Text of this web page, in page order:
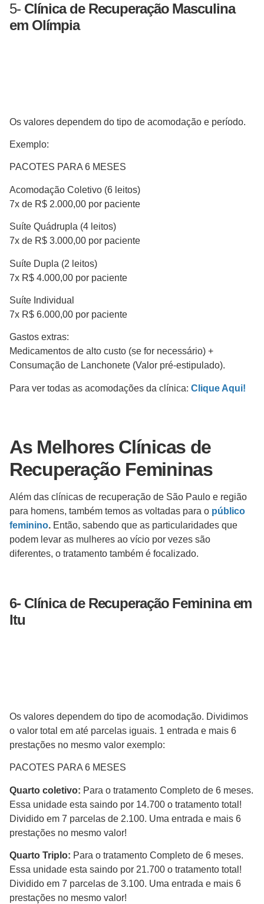
5- Clínica de Recuperação Masculina
em Olímpia
Os valores dependem do tipo de acomodação e período.
Exemplo:
PACOTES PARA 6 MESES
Acomodação Coletivo (6 leitos)
7x de R$ 2.000,00 por paciente
Suíte Quádrupla (4 leitos)
7x de R$ 3.000,00 por paciente
Suíte Dupla (2 leitos)
7x R$ 4.000,00 por paciente
Suíte Individual
7x R$ 6.000,00 por paciente
Gastos extras:
Medicamentos de alto custo (se for necessário) +
Consumação de Lanchonete (Valor pré-estipulado).
Para ver todas as acomodações da clínica: Clique Aqui!
As Melhores Clínicas de
Recuperação Femininas
Além das clínicas de recuperação de São Paulo e região
para homens, também temos as voltadas para o público
feminino. Então, sabendo que as particularidades que
podem levar as mulheres ao vício por vezes são
diferentes, o tratamento também é focalizado.
6- Clínica de Recuperação Femininaem
Itu
Os valores dependem do tipo de acomodação. Dividimos
o valor total em até parcelas iguais. 1 entrada e mais 6
prestações no mesmo valor exemplo:
PACOTES PARA 6 MESES
Quarto coletivo: Para o tratamento Completo de 6 meses.
Essa unidade esta saindo por 14.700 o tratamento total!
Dividido em 7 parcelas de 2.100. Uma entrada e mais 6
prestações no mesmo valor!
Quarto Triplo: Para o tratamento Completo de 6 meses.
Essa unidade esta saindo por 21.700 o tratamento total!
Dividido em 7 parcelas de 3.100. Uma entrada e mais 6
prestações no mesmo valor!